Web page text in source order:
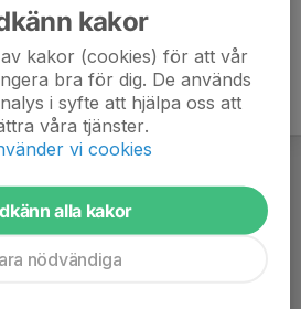
kakor
kakor (cookies) för att vår
bra för dig. De används
i syfte att hjälpa oss att
våra tjänster.
vi cookies
alla kakor
nödvändiga